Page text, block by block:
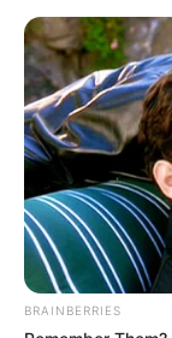
BRAINBERRIES